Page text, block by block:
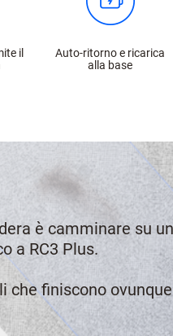
il
Auto-ritorno e ricarica
alla base
è camminare su
a RC3 Plus.
che finiscono ovunque